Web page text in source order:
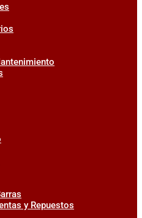
y Repuestos